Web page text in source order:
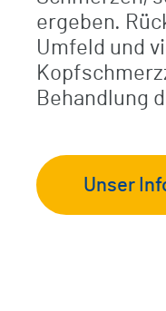
Checkliste /
BG-Patienten
ergeben.
Umfeld und
Behandlung
Unser